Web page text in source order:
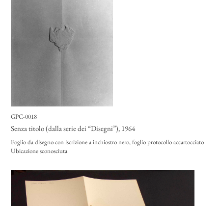
GPC-0018
Senza titolo (dalla serie dei “Disegni”), 1964
Foglio da disegno con iscrizione a inchiostro nero, foglio protocollo accartocciato
Ubicazione sconosciuta